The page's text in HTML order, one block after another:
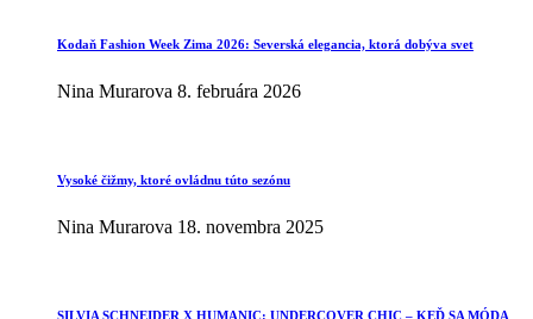
Kodaň Fashion Week Zima 2026: Severská elegancia, ktorá dobýva svet
Nina Murarova 8. februára 2026
Vysoké čižmy, ktoré ovládnu túto sezónu
Nina Murarova 18. novembra 2025
SILVIA SCHNEIDER X HUMANIC: UNDERCOVER CHIC – KEĎ SA MÓDA